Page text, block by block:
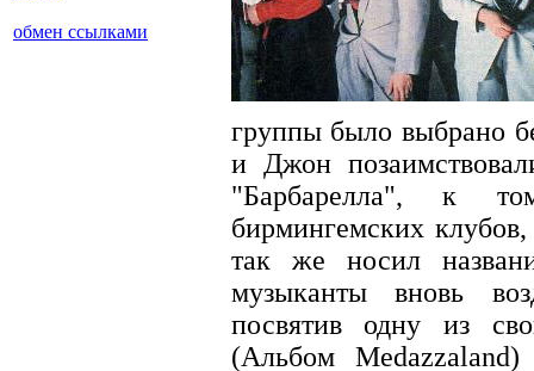
обмен ссылками
группы было выбрано
и Джон
"Барбарелла", к
бирмингемских
так же носил
музыканты вновь
посвятив одну из
(Альбом